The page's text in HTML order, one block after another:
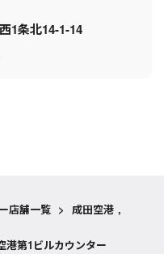
1条北14-1-14
店舗一覧 > 成田空港 ,
港第1ビルカウンター